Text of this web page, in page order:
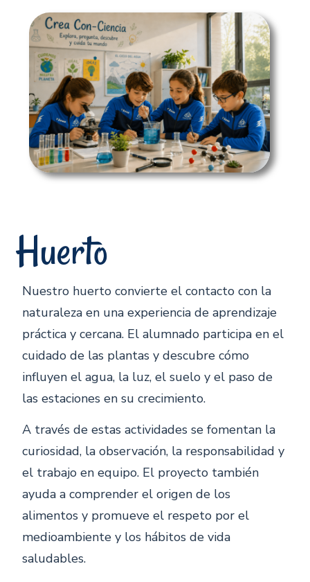
Huerto
Nuestro huerto convierte el contacto con la
naturaleza en una experiencia de aprendizaje
práctica y cercana. El alumnado participa en el
cuidado de las plantas y descubre cómo
influyen el agua, la luz, el suelo y el paso de
las estaciones en su crecimiento.
A través de estas actividades se fomentan la
curiosidad, la observación, la responsabilidad y
el trabajo en equipo. El proyecto también
ayuda a comprender el origen de los
alimentos y promueve el respeto por el
medioambiente y los hábitos de vida
saludables.